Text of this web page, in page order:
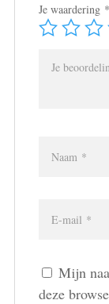
Je waardering *
Mijn
deze